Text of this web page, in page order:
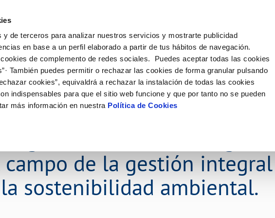
y de terceros para analizar nuestros servicios y mostrarte publicidad
en base a un perfil elaborado a partir de tus hábitos de navegación.
de complemento de redes sociales. Puedes aceptar todas las cookies
También puedes permitir o rechazar las cookies de forma granular pulsando
cookies”, equivaldrá a rechazar la instalación de todas las cookies
indispensables para que el sitio web funcione y que por tanto no se pueden
más información en nuestra Política de Cookies
de titular
de suministro
MODIFICACIÓN DE DATOS
Actualizar datos bancarios
Actualizar datos de domicilio
VER TODAS LAS GESTIONES
Tu Servicio
AL CLIENTE
contacto
de fuga interior
COMPROMISO DE SERVICIO
Carta de compromisos
Customer Counsel (Defensa del cliente)
Tu Agua
del agua
CUIDADOS DEL AGUA
Consejos de ahorro
Depósitos de reserva
Conócenos
DE GESTIÓN Y CERTIFICADOS
Nuestros compromisos
Agua, con el objetivo de
a la
de la gestión
sostenibilidad ambiental.